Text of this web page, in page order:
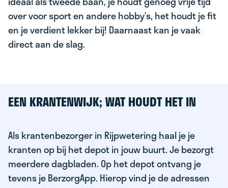
over voor sport en andere hobby’s, het houdt je fit
en je verdient lekker bij! Daarnaast kan je vaak
direct aan de slag.
EEN KRANTENWIJK; WAT HOUDT HET IN
Als krantenbezorger in Rijpwetering haal je je
kranten op bij het depot in jouw buurt. Je bezorgt
meerdere dagbladen. Op het depot ontvang je
tevens je BerzorgApp. Hierop vind je de adressen